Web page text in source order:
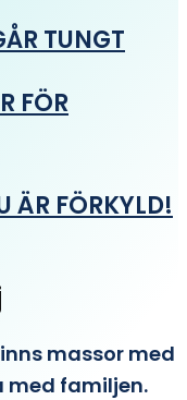
TUNGT
FÖR
ÄR FÖRKYLD!
massor med
med familjen.